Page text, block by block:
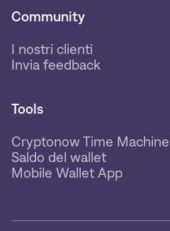
Community
I nostri clienti
Invia feedback
Tools
Cryptonow Time Machine
Saldo del wallet
Mobile Wallet App